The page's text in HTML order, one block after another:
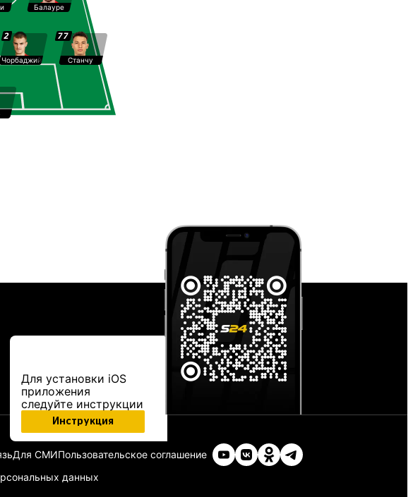
Балауре
2
Чорбаджийски
77
Станчу
Для установки iOS
приложения
следуйте инструкции
Инструкция
Для СМИПользовательское соглашение
данных